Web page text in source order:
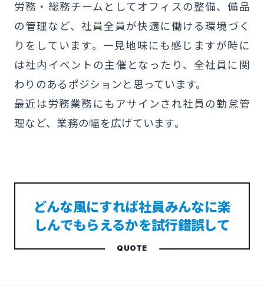
労務・総務チームとしてオフィスの整備、備品
の管理など、社員全員が快適に働ける環境づく
りをしています。一見地味にも感じますが時に
は社内イベントの主催となったり、全社員に関
わりのあるポジションと思っています。
最近は労務業務にもアサインされ社員の勤怠管
理など、業務の幅を広げています。
どんな風にすれば社員みんなに楽
しんでもらえるかを試行錯誤して